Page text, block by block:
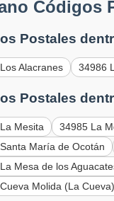
Códigos
Postales
Alacranes 34986
Postales
Mesita 34985 La
María de Ocotán
Mesa de los
Molida (La Cueva)